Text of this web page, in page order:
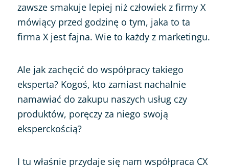
zawsze smakuje lepiej niż człowiek z firmy X
mówiący przed godzinę o tym, jaka to ta
firma X jest fajna. Wie to każdy z marketingu.
Ale jak zachęcić do współpracy takiego
eksperta? Kogoś, kto zamiast nachalnie
namawiać do zakupu naszych usług czy
produktów, poręczy za niego swoją
eksperckością?
I tu właśnie przydaje się nam współpraca CX